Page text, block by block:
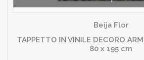
Beija Flor
TAPPETTO IN VINILE DECORO
80 x 195 cm